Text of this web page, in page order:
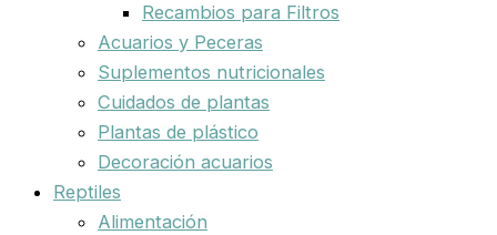
Recambios para Filtros
Acuarios y Peceras
Suplementos nutricionales
Cuidados de plantas
Plantas de plástico
Decoración acuarios
Reptiles
Alimentación